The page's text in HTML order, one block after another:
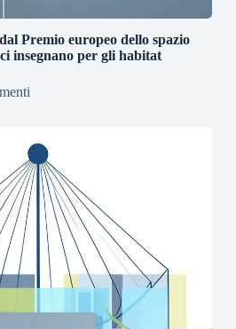
Premio europeo dello spazio
insegnano per gli habitat